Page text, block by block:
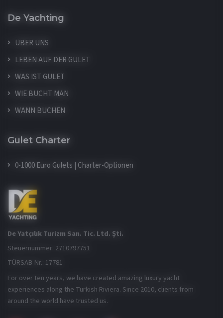
De Yachting
ÜBER UNS
LEBEN AUF DER GULET
WAS IST GULET
WIE BUCHT MAN
WANN BUCHEN
Gulet Charter
0-1000 Euro Gulets | Charter-Optionen
De Yatçılık Turizm San. Tic. Ltd. Şti.
Steuernummer: 2710797751
TÜRSAB-Nr.: 17781
For over ten years, we have created amazing luxury yacht
experiences along the Turkish Riviera. Since 2010, clients from
around the world have trusted us.